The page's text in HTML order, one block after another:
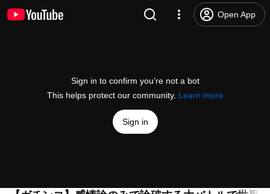
Open App
Sign in to confirm you’re not a bot
This helps protect our community. Learn more
Sign in